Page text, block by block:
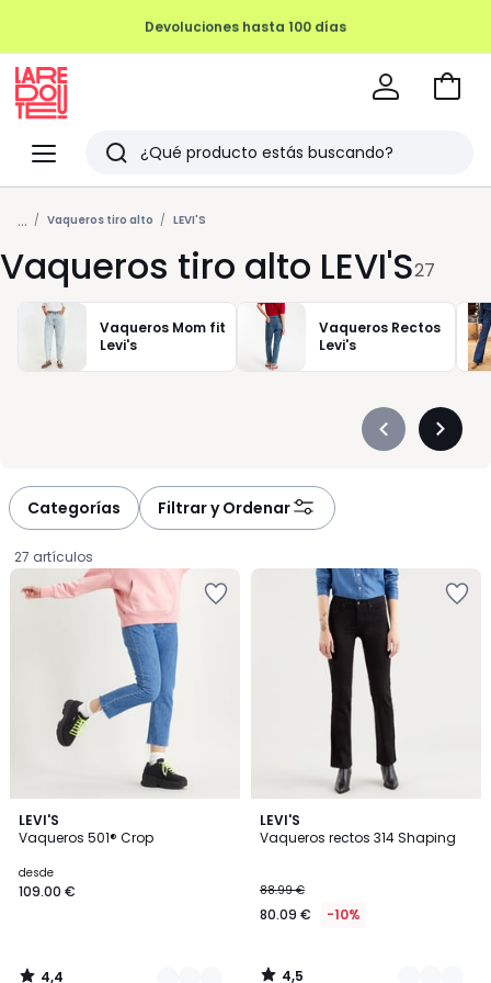
Devoluciones hasta 100 días
Menu
Redoute
Buscar
Últimos
artículos
vistos
Ir
... Vaqueros tiro alto LEVI'S
Vaqueros tiro alto LEVI'S27
Vaqueros Mom fit
Levi's
Vaqueros Rectos
Levi's
Précédent
Categorías Filtrar y Ordenar
27 artículos
LEVI'S
Vaqueros 501® Crop
Precio
a
109.00
desde
109.00 €
4,4
/ 5
5
Colores
4,4
LEVI'S
Vaqueros rectos 314 Shaping
88.99 €
80.09 € -10%
4,5
/ 5
5
Colores
4,5